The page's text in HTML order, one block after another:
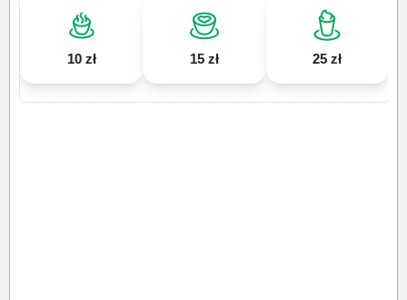
10 zł 15 zł 25 zł